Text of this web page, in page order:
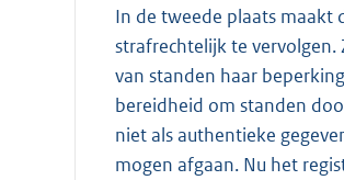
In de tweede plaats maakt
strafrechtelijk te
van standen haar
bereidheid om standen
niet als authentieke
mogen afgaan. Nu het